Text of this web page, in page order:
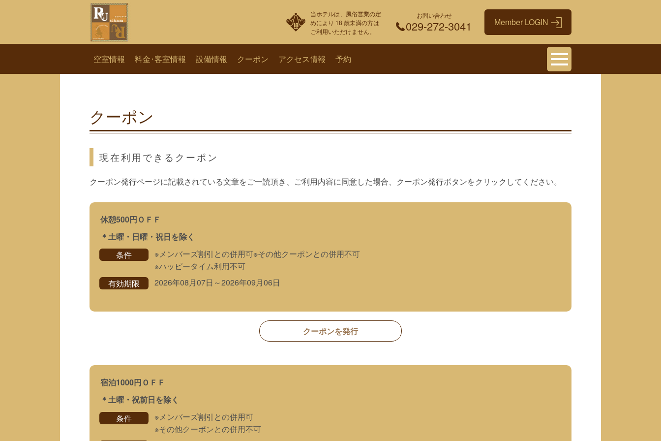
当ホテルは、風俗営業の定
めにより 18 歳未満の方は
ご利用いただけません。
お問い合わせ
029-272-3041
空室情報 料金･客室情報 設備情報 クーポン アクセス情報 予約
クーポン
現在利用できるクーポン
クーポン発行ページに記載されている文章をご一読頂き、ご利用内容に同意した場合、クーポン発行ボタンをクリックしてください。
休憩500円ＯＦＦ
＊土曜・日曜・祝日を除く
条件
※メンバーズ割引との併用可※その他クーポンとの併用不可
※ハッピータイム利用不可
有効期限
2026年08月07日 ～2026年09月06日
クーポンを発行
宿泊1000円ＯＦＦ
＊土曜・祝前日を除く
条件
※メンバーズ割引との併用可
※その他クーポンとの併用不可